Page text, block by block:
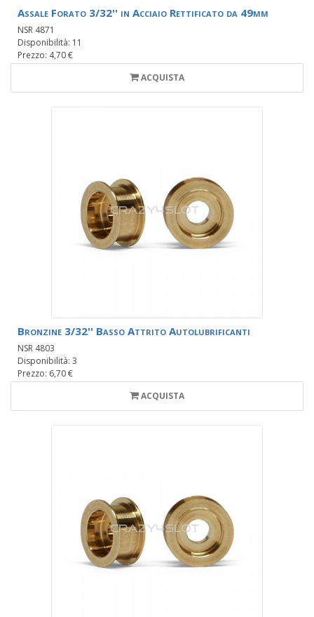
Assale Forato 3/32'' in Acciaio Rettificato da 49mm
NSR 4871
Disponibilità: 11
Prezzo: 4,70 €
ACQUISTA
Bronzine 3/32'' Basso Attrito Autolubrificanti
NSR 4803
Disponibilità: 3
Prezzo: 6,70 €
ACQUISTA